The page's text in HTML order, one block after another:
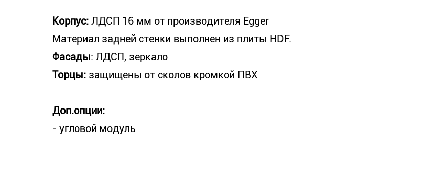
Корпус: ЛДСП 16 мм от производителя Egger
Материал задней стенки выполнен из плиты HDF.
Фасады: ЛДСП, зеркало
Торцы: защищены от сколов кромкой ПВХ
Доп.опции:
- угловой модуль